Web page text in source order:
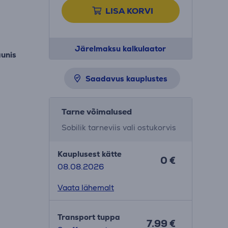
LISA KORVI
Järelmaksu kalkulaator
Saadavus kauplustes
Tarne võimalused
Sobilik tarneviis vali ostukorvis
Kauplusest kätte
08.08.2026
0 €
Vaata lähemalt
Transport tuppa
7.99 €